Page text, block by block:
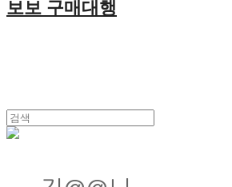
보보 구매대행